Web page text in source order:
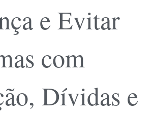
e Evitar
com
Dívidas e